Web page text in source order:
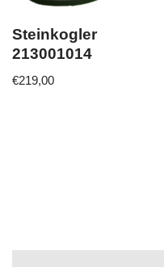
Steinkogler
213001014
€219,00